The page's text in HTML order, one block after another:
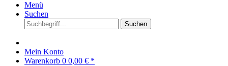
Menü
Suchen
Suchen
Mein Konto
Warenkorb 0 0,00 € *